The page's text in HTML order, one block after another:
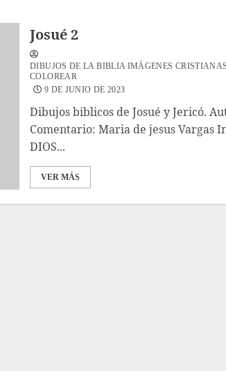
Josué 2
DIBUJOS DE LA BIBLIA IMÁGENES
COLOREAR
9 DE JUNIO DE 2023
Dibujos biblicos de Josué y Jericó.
Comentario: Maria de jesus Vargas
DIOS...
VER MÁS